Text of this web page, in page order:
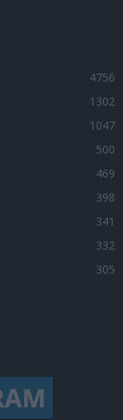
4756
1302
1047
500
469
398
341
332
305